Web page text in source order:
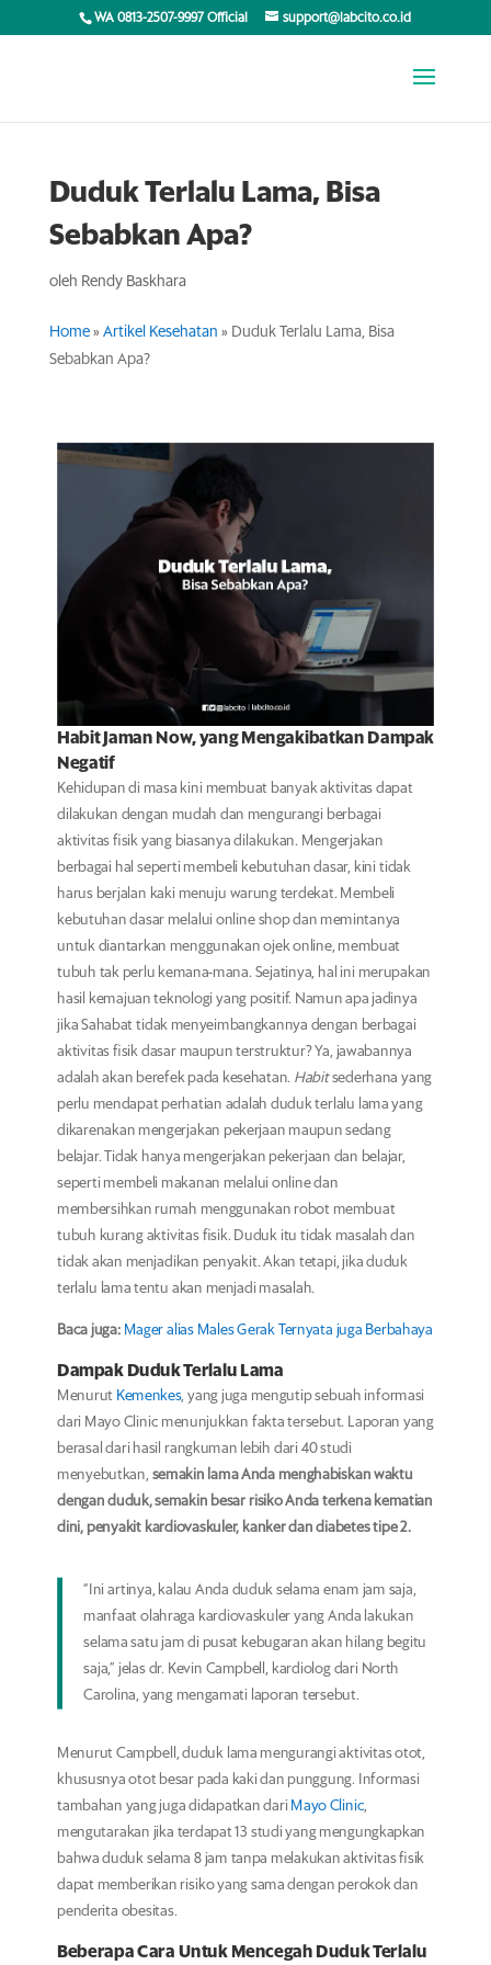
WA 0813-2507-9997 Official support@labcito.co.id
Duduk Terlalu Lama, Bisa
Sebabkan Apa?
oleh Rendy Baskhara
Home» Artikel Kesehatan » Duduk Terlalu Lama, Bisa
Sebabkan Apa?
Habit Jaman Now, yang Mengakibatkan Dampak
Negatif
Kehidupan di masa kini membuat banyak aktivitas dapat
dilakukan dengan mudah dan mengurangi berbagai
aktivitas fisik yang biasanya dilakukan. Mengerjakan
berbagai hal seperti membeli kebutuhan dasar, kini tidak
harus berjalan kaki menuju warung terdekat. Membeli
kebutuhan dasar melalui online shop dan memintanya
untuk diantarkan menggunakan ojek online, membuat
tubuh tak perlu kemana-mana. Sejatinya, hal ini merupakan
hasil kemajuan teknologi yang positif. Namun apa jadinya
jika Sahabat tidak menyeimbangkannya dengan berbagai
aktivitas fisik dasar maupun terstruktur? Ya, jawabannya
adalah akan berefek pada kesehatan. Habitsederhana yang
perlu mendapat perhatian adalah duduk terlalu lama yang
dikarenakan mengerjakan pekerjaan maupun sedang
belajar. Tidak hanya mengerjakan pekerjaan dan belajar,
seperti membeli makanan melalui online dan
membersihkan rumah menggunakan robot membuat
tubuh kurang aktivitas fisik. Duduk itu tidak masalah dan
tidak akan menjadikan penyakit. Akan tetapi, jika duduk
terlalu lama tentu akan menjadi masalah.
Baca juga: Mager alias Males Gerak Ternyata juga Berbahaya
Dampak Duduk Terlalu Lama
Menurut Kemenkes, yang juga mengutip sebuah informasi
dari Mayo Clinic menunjukkan fakta tersebut. Laporan yang
berasal dari hasil rangkuman lebih dari 40 studi
menyebutkan, semakin lama Anda menghabiskan waktu
dengan duduk, semakin besar risiko Anda terkena kematian
dini, penyakit kardiovaskuler, kanker dan diabetes tipe 2.
“Ini artinya, kalau Anda duduk selama enam jam saja,
manfaat olahraga kardiovaskuler yang Anda lakukan
selama satu jam di pusat kebugaran akan hilang begitu
saja,” jelas dr. Kevin Campbell, kardiolog dari North
Carolina, yang mengamati laporan tersebut.
Menurut Campbell, duduk lama mengurangi aktivitas otot,
khususnya otot besar pada kaki dan punggung. Informasi
tambahan yang juga didapatkan dari Mayo Clinic
mengutarakan jika terdapat 13 studi yang mengungkapkan
bahwa duduk selama 8 jam tanpa melakukan aktivitas fisik
dapat memberikan risiko yang sama dengan perokok dan
penderita obesitas.
Beberapa Cara Untuk Mencegah Duduk Terlalu